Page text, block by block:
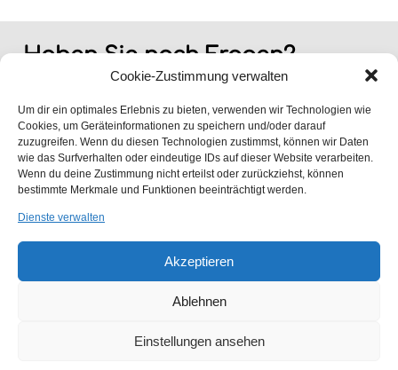
Cookie-Zustimmung verwalten
Um dir ein optimales Erlebnis zu bieten, verwenden wir Technologien wie
Cookies, um Geräteinformationen zu speichern und/oder darauf
zuzugreifen. Wenn du diesen Technologien zustimmst, können wir Daten
wie das Surfverhalten oder eindeutige IDs auf dieser Website verarbeiten.
Wenn du deine Zustimmung nicht erteilst oder zurückziehst, können
bestimmte Merkmale und Funktionen beeinträchtigt werden.
Dienste verwalten
Akzeptieren
Ablehnen
Einstellungen ansehen
Haben Sie noch Fragen?
Produkten, rufen Sie uns einfach an oder nutzen Sie ganz unkompliziert
unser Kontaktformular. Wir melden uns dann umgehend bei Ihnen zurück.